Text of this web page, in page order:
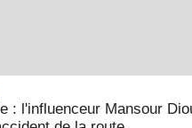
: l'influenceur Mansour